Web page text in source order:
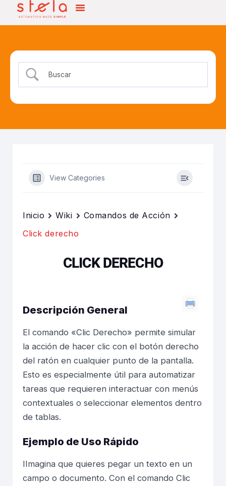
View Categories
Inicio Wiki
Comandos de Acción
Click derecho
CLICK DERECHO
Descripción General
El comando «Clic Derecho» permite simular
la acción de hacer clic con el botón derecho
del ratón en cualquier punto de la pantalla.
Esto es especialmente útil para automatizar
tareas que requieren interactuar con menús
contextuales o seleccionar elementos dentro
de tablas.
Ejemplo de Uso Rápido
IImagina que quieres pegar un texto en un
campo o documento. Con el comando Clic